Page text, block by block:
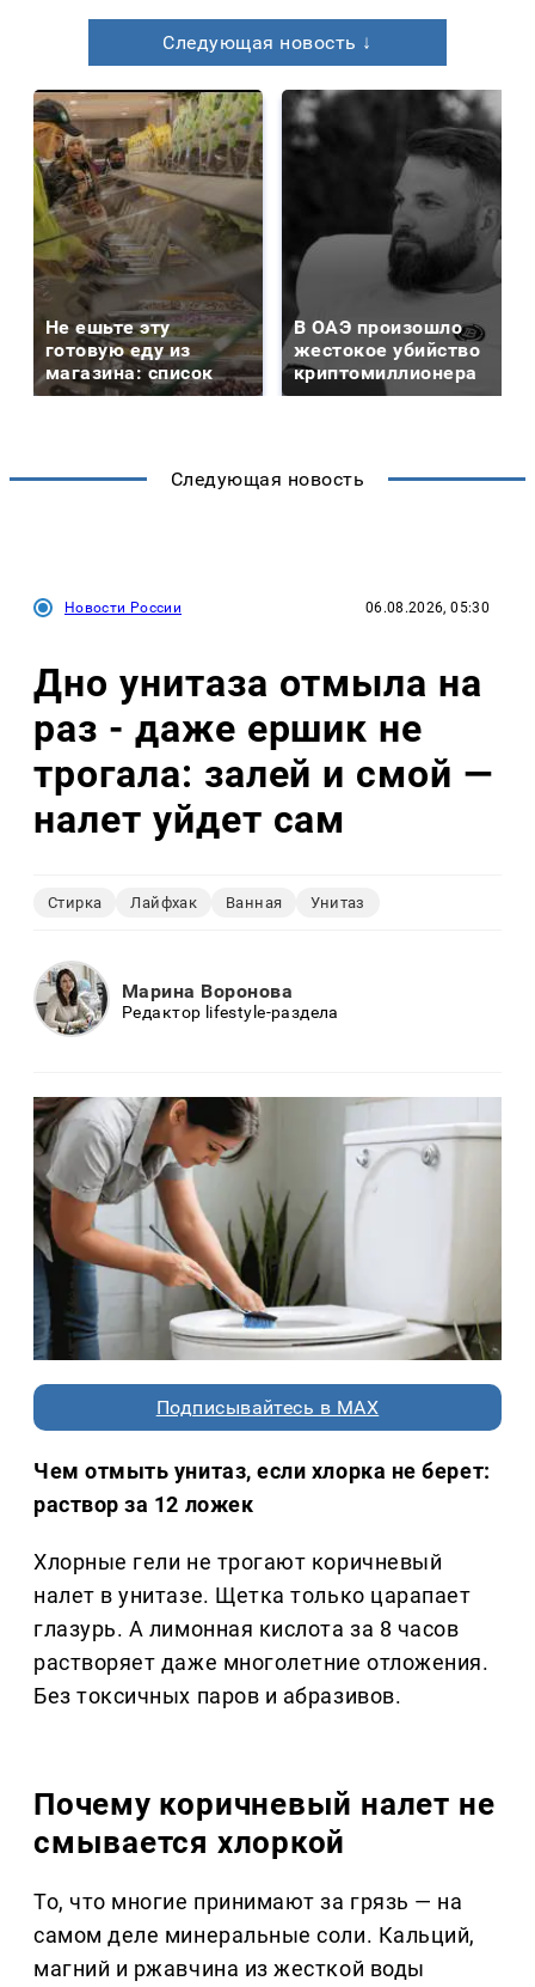
Следующая новость ↓
Не ешьте эту
готовую еду из
магазина: список
В ОАЭ произошло
жестокое убийство
криптомиллионера
Следующая новость
Новости России 06.08.2026, 05:30
Дно унитаза отмыла на
раз - даже ершик не
трогала: залей и смой —
налет уйдет сам
Стирка Лайфхак Ванная Унитаз
Марина Воронова
Редактор lifestyle-раздела
Подписывайтесь в MAX
Чем отмыть унитаз, если хлорка не берет:
раствор за 12 ложек
Хлорные гели не трогают коричневый
налет в унитазе. Щетка только царапает
глазурь. А лимонная кислота за 8 часов
растворяет даже многолетние отложения.
Без токсичных паров и абразивов.
Почему коричневый налет не
смывается хлоркой
То, что многие принимают за грязь — на
самом деле минеральные соли. Кальций,
магний и ржавчина из жесткой воды